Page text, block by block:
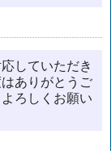
していただき
ありがとうご
ろしくお願い